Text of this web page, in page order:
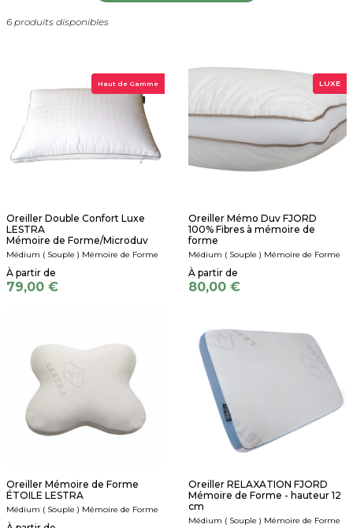
6 produits disponibles
Haut de Gamme
Oreiller Double Confort Luxe
LESTRA
Mémoire de Forme/Microduv
Médium ( Souple ) Mémoire de Forme
79,00 €
LUXE
Oreiller Mémo Duv FJORD
100% Fibres à mémoire de
forme
Médium ( Souple ) Mémoire de Forme
80,00 €
Oreiller Mémoire de Forme
ÉTOILE LESTRA
Médium ( Souple ) Mémoire de Forme
Oreiller RELAXATION FJORD
Mémoire de Forme - hauteur 12
cm
Médium ( Souple ) Mémoire de Forme